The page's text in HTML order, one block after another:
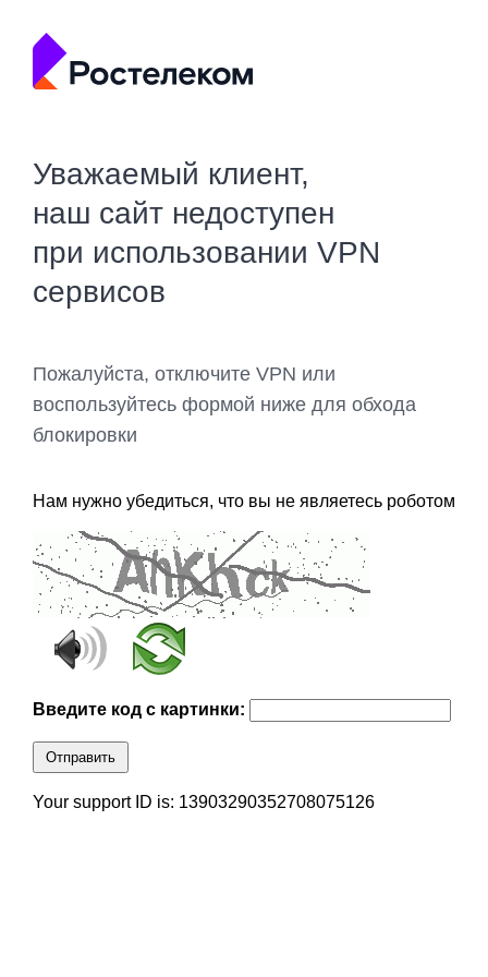
Уважаемый клиент,
наш сайт недоступен
при использовании VPN
сервисов
Пожалуйста, отключите VPN или
воспользуйтесь формой ниже для обхода
блокировки
Нам нужно убедиться, что вы не являетесь роботом
Введите код с картинки:
Отправить
Your support ID is: 13903290352708075126